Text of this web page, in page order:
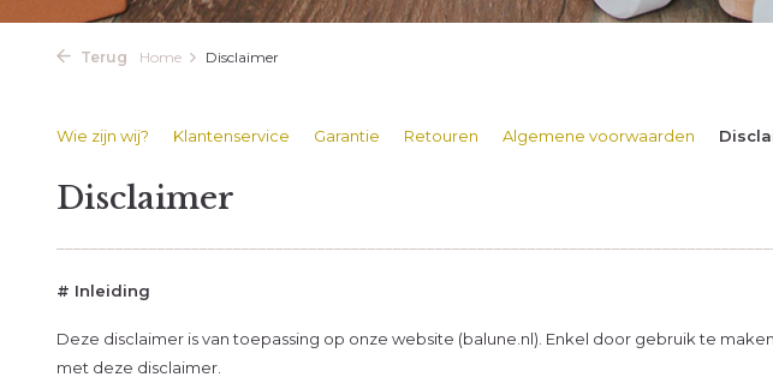
Terug Home Disclaimer
Wie zijn wij? Klantenservice Garantie Retouren Algemene voorwaarden
Disclaimer
# Inleiding
Deze disclaimer is van toepassing op onze website (balune.nl). Enkel door gebruik te
met deze disclaimer.